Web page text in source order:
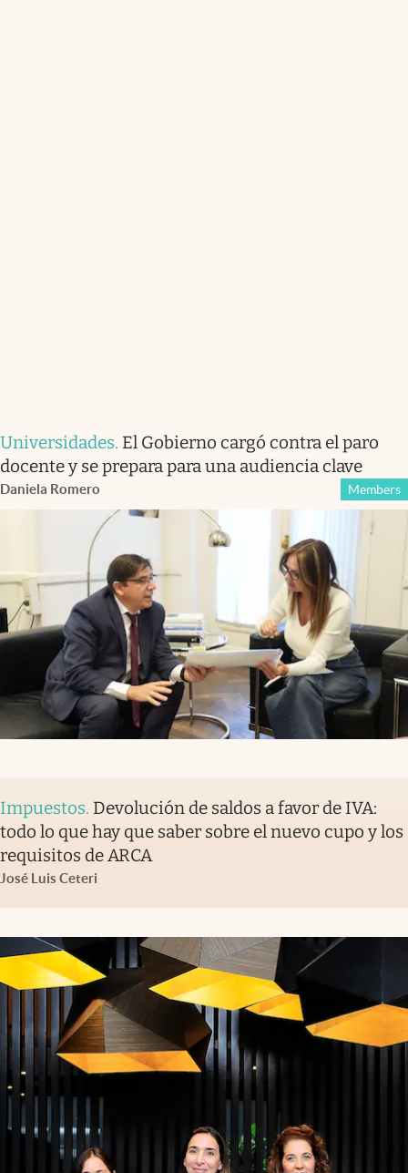
Universidades. El Gobierno cargó contra el paro
docente y se prepara para una audiencia clave
Daniela Romero Members
Impuestos. Devolución de saldos a favor de IVA:
todo lo que hay que saber sobre el nuevo cupo y los
requisitos de ARCA
José Luis Ceteri